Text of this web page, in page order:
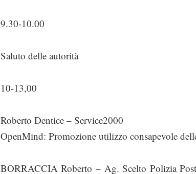
9.30-10.00
Saluto delle autorità
10-13,00
Roberto Dentice – Service2000
OpenMind: Promozione utilizzo consapevole
BORRACCIA Roberto – Ag. Scelto Polizia